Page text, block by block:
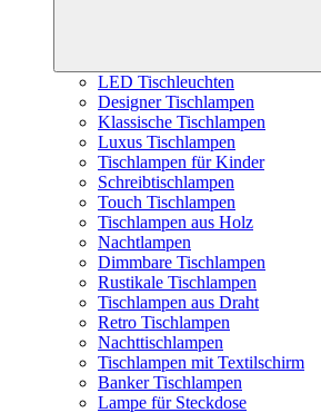
LED Tischleuchten
Designer Tischlampen
Klassische Tischlampen
Luxus Tischlampen
Tischlampen für Kinder
Schreibtischlampen
Touch Tischlampen
Tischlampen aus Holz
Nachtlampen
Dimmbare Tischlampen
Rustikale Tischlampen
Tischlampen aus Draht
Retro Tischlampen
Nachttischlampen
Tischlampen mit Textilschirm
Banker Tischlampen
Lampe für Steckdose